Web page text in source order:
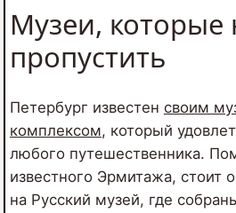
Музеи, которые
пропустить
Петербург известен своим
комплексом, который
любого путешественника.
известного Эрмитажа, стоит
на Русский музей, где